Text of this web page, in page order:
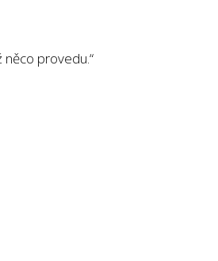
provedu.“